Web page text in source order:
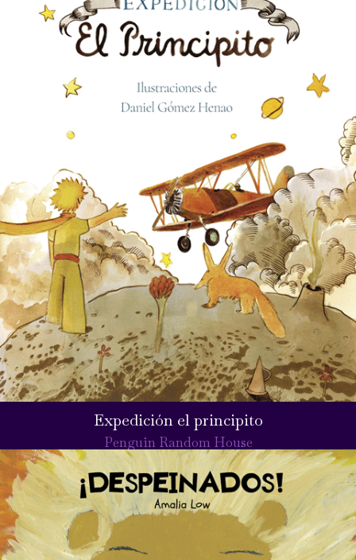
Expedición el principito
Penguin Random House